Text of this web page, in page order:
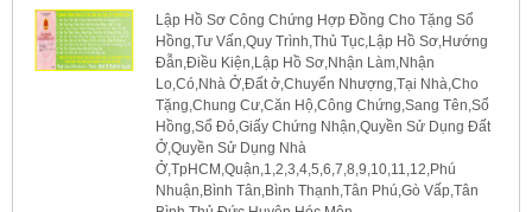
Lập Hồ Sơ Công Chứng Hợp Đồng Cho Tặng Sổ
Hồng,Tư Vấn,Quy Trình,Thủ Tục,Lập Hồ Sơ,Hướng
Đẫn,Điều Kiện,Lập Hồ Sơ,Nhận Làm,Nhận
Lo,Có,Nhà Ở,Đất ở,Chuyển Nhượng,Tại Nhà,Cho
Tặng,Chung Cư,Căn Hộ,Công Chứng,Sang Tên,Sổ
Hồng,Sổ Đỏ,Giấy Chứng Nhận,Quyền Sử Dụng Đất
Ở,Quyền Sử Dụng Nhà
Ở,TpHCM,Quận,1,2,3,4,5,6,7,8,9,10,11,12,Phú
Nhuận,Bình Tân,Bình Thạnh,Tân Phú,Gò Vấp,Tân